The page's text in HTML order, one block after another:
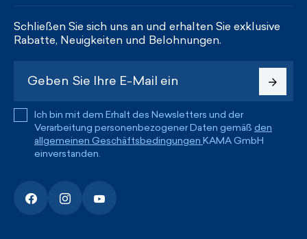
Schließen Sie sich uns an und erhalten Sie exklusive
Rabatte, Neuigkeiten und Belohnungen.
Ich bin mit dem Erhalt des Newsletters und der
Verarbeitung personenbezogener Daten gemäß den
allgemeinen Geschäftsbedingungen KAMA GmbH
einverstanden.